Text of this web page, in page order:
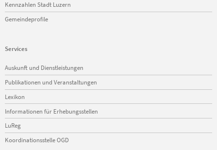
Kennzahlen Stadt Luzern
Gemeindeprofile
Services
Navigation
überspringen
Auskunft und Dienstleistungen
Publikationen und Veranstaltungen
Lexikon
Informationen für Erhebungsstellen
LuReg
Koordinationsstelle OGD